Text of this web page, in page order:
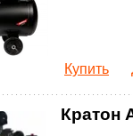
Купить
Кратон